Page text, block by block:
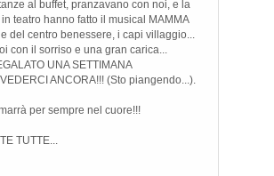
al buffet, pranzavano con noi, e la
teatro hanno fatto il musical MAMMA
del centro benessere, i capi villaggio...
con il sorriso e una gran carica...
UNA SETTIMANA
ANCORA!!! (Sto piangendo...).
per sempre nel cuore!!!
TUTTE...